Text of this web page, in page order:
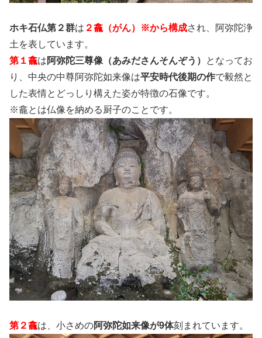
ホキ石仏第２群は ２龕（がん）※から構成され、阿弥陀浄
土を表しています。
第１龕は阿弥陀三尊像（あみださんそんぞう）
となってお
り、中央の中尊阿弥陀如来像は平安時代後期の作で毅然と
した表情とどっしり構えた姿が特徴の石像です。
※龕とは仏像を納める厨子のことです。
第２龕は、小さめの阿弥陀如来像が9体刻まれています。